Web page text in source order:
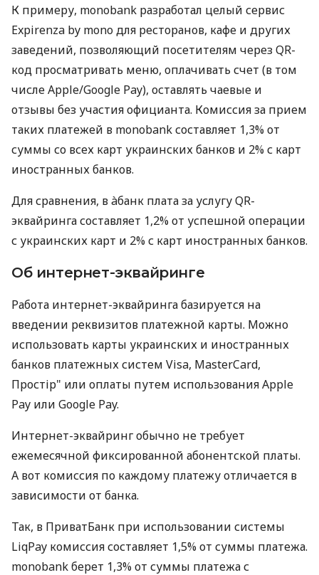
К примеру, monobank разработал целый сервис
Expirenza by mono для ресторанов, кафе и других
заведений, позволяющий посетителям через QR-
код просматривать меню, оплачивать счет (в том
числе Apple/Google Pay), оставлять чаевые и
отзывы без участия официанта. Комиссия за прием
таких платежей в monobank составляет 1,3% от
суммы со всех карт украинских банков и 2% с карт
иностранных банков.
Для сравнения, в àбанк плата за услугу QR-
эквайринга составляет 1,2% от успешной операции
с украинских карт и 2% с карт иностранных банков.
Об интернет-эквайринге
Работа интернет-эквайринга базируется на
введении реквизитов платежной карты. Можно
использовать карты украинских и иностранных
банков платежных систем Visa, MasterCard,
Простір" или оплаты путем использования Apple
Pay или Google Pay.
Интернет-эквайринг обычно не требует
ежемесячной фиксированной абонентской платы.
А вот комиссия по каждому платежу отличается в
зависимости от банка.
Так, в ПриватБанк при использовании системы
LiqPay комиссия составляет 1,5% от суммы платежа.
monobank берет 1,3% от суммы платежа с